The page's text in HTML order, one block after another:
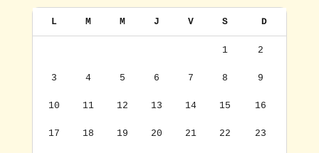
L M M J V S D
1 2
3 4 5 6 7 8 9
10 11 12 13 14 15 16
17 18 19 20 21 22 23